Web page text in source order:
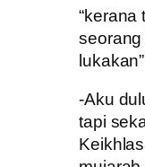
“kerana
lukakan”
-Aku
tapi